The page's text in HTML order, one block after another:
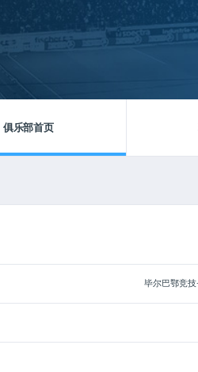
俱乐部首页
毕尔巴鄂竞